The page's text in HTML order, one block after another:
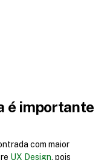
é importante
com maior
UX Design, pois